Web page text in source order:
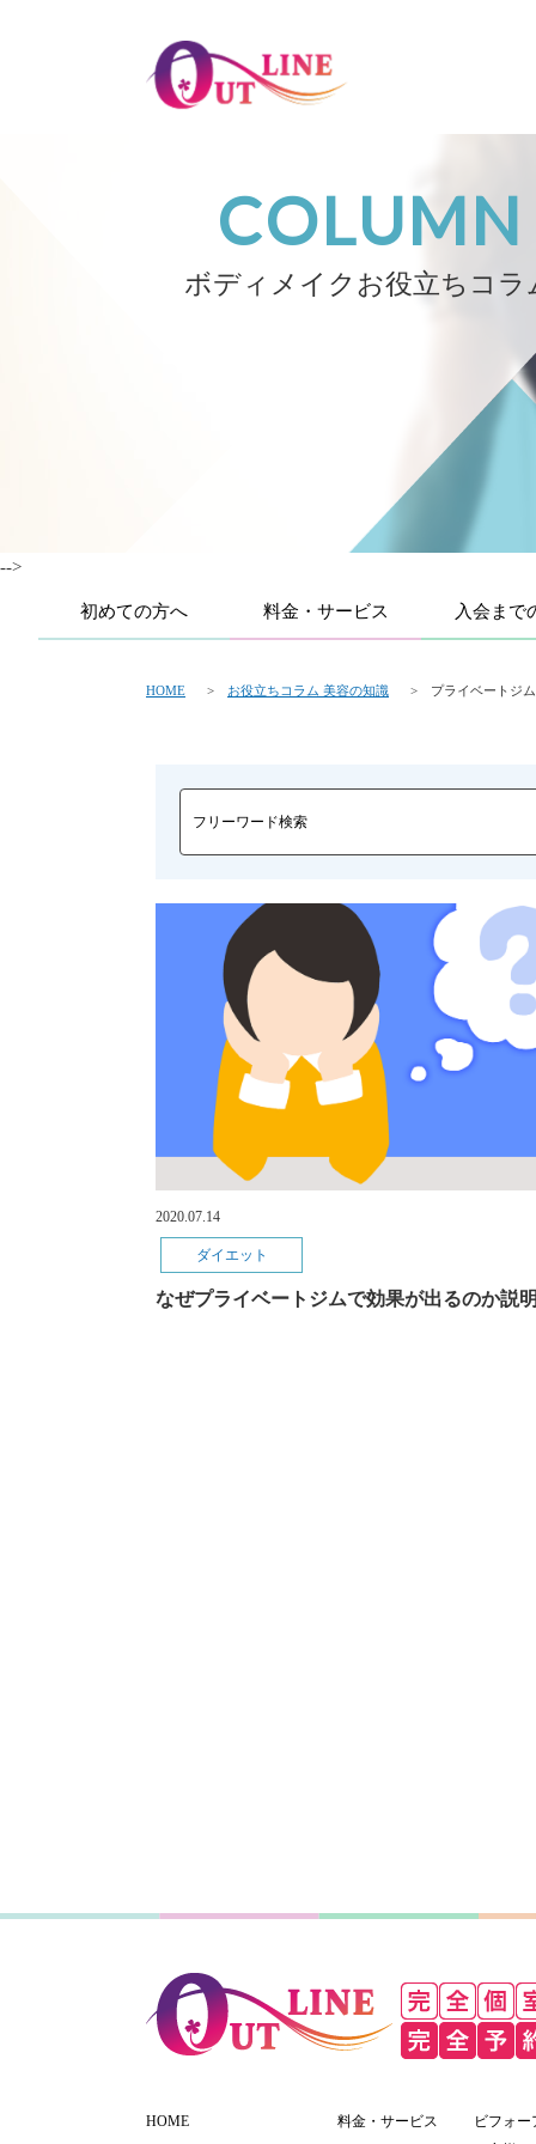
COLUMN
ボディメイク お役立ちコラ
-->
初めての方へ 料金・サービス 入会まで
HOME > お役立ちコラム 美容の知識 > プライベートジ
2020.07.14
ダイエット
なぜプライベートジムで効果が出るのか説
HOME 料金・サービス
ビフォー